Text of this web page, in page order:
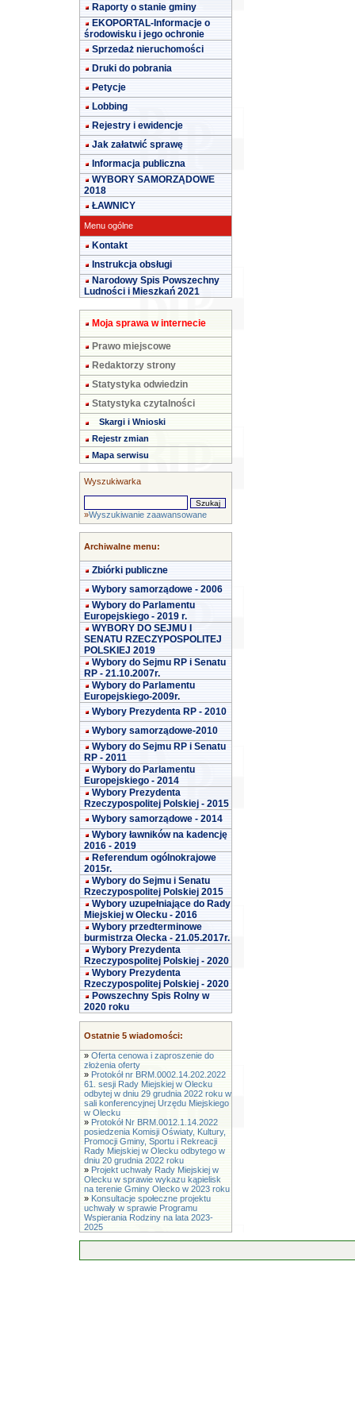
Raporty o stanie gminy
EKOPORTAL-Informacje o
środowisku i jego ochronie
Sprzedaż nieruchomości
Druki do pobrania
Petycje
Lobbing
Rejestry i ewidencje
Jak załatwić sprawę
Informacja publiczna
WYBORY SAMORZĄDOWE
2018
ŁAWNICY
Menu ogólne
Kontakt
Instrukcja obsługi
Narodowy Spis Powszechny
Ludności i Mieszkań 2021
Moja sprawa w internecie
Prawo miejscowe
Redaktorzy strony
Statystyka odwiedzin
Statystyka czytalności
Skargi i Wnioski
Rejestr zmian
Mapa serwisu
Wyszukiwarka
»Wyszukiwanie zaawansowane
Archiwalne menu:
Zbiórki publiczne
Wybory samorządowe - 2006
Wybory do Parlamentu
Europejskiego - 2019 r.
WYBORY DO SEJMU I
SENATU RZECZYPOSPOLITEJ
POLSKIEJ 2019
Wybory do Sejmu RP i Senatu
RP - 21.10.2007r.
Wybory do Parlamentu
Europejskiego-2009r.
Wybory Prezydenta RP - 2010
Wybory samorządowe-2010
Wybory do Sejmu RP i Senatu
RP - 2011
Wybory do Parlamentu
Europejskiego - 2014
Wybory Prezydenta
Rzeczypospolitej Polskiej - 2015
Wybory samorządowe - 2014
Wybory ławników na kadencję
2016 - 2019
Referendum ogólnokrajowe
2015r.
Wybory do Sejmu i Senatu
Rzeczypospolitej Polskiej 2015
Wybory uzupełniające do Rady
Miejskiej w Olecku - 2016
Wybory przedterminowe
burmistrza Olecka - 21.05.2017r.
Wybory Prezydenta
Rzeczypospolitej Polskiej - 2020
Wybory Prezydenta
Rzeczypospolitej Polskiej - 2020
Powszechny Spis Rolny w
2020 roku
Ostatnie 5 wiadomości:
» Oferta cenowa i zaproszenie do
złożenia oferty
» Protokół nr BRM.0002.14.202.2022
61. sesji Rady Miejskiej w Olecku
odbytej w dniu 29 grudnia 2022 roku w
sali konferencyjnej Urzędu Miejskiego
w Olecku
» Protokół Nr BRM.0012.1.14.2022
posiedzenia Komisji Oświaty, Kultury,
Promocji Gminy, Sportu i Rekreacji
Rady Miejskiej w Olecku odbytego w
dniu 20 grudnia 2022 roku
» Projekt uchwały Rady Miejskiej w
Olecku w sprawie wykazu kąpielisk
na terenie Gminy Olecko w 2023 roku
» Konsultacje społeczne projektu
uchwały w sprawie Programu
Wspierania Rodziny na lata 2023-
2025